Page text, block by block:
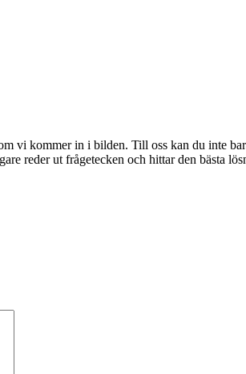
vi kommer in i bilden. Till oss kan du inte
reder ut frågetecken och hittar den bästa